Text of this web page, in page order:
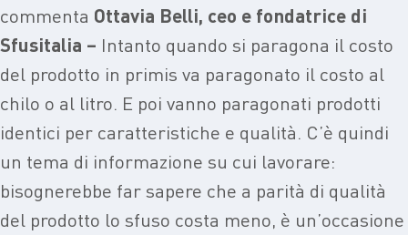
commenta Ottavia Belli, ceo e fondatrice di
Sfusitalia – Intanto quando si paragona il costo
del prodotto in primis va paragonato il costo al
chilo o al litro. E poi vanno paragonati prodotti
identici per caratteristiche e qualità. C’è quindi
un tema di informazione su cui lavorare:
bisognerebbe far sapere che a parità di qualità
del prodotto lo sfuso costa meno, è un’occasione